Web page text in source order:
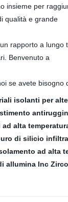
insieme per
qualità e grande
rapporto a lungo
Benvenuto a
se avete bisogno
isolanti per
alta
di silicio
ad alta
allumina Inc